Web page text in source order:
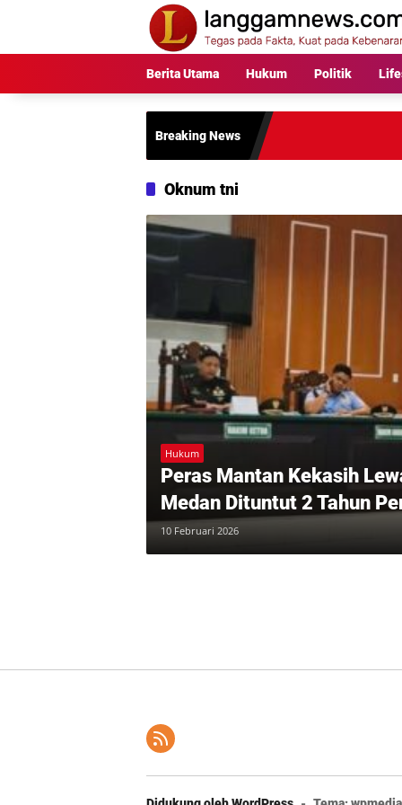
Berita Utama Hukum Politik
Breaking News
Oknum tni
Hukum
Peras Mantan Kekasih
Medan Dituntut 2 Tahun
10 Februari 2026